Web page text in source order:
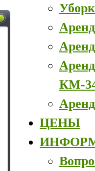
КМ-
ЦЕНЫ